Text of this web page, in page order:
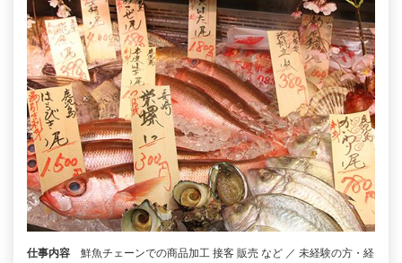
仕事内容
鮮魚チェーンでの商品加工 接客 販売 など ／ 未経験の方・経